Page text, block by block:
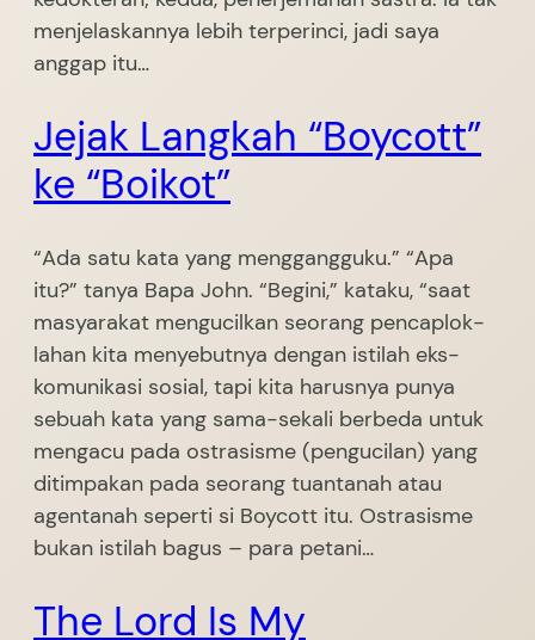
menjelaskannya lebih terperinci, jadi saya
anggap itu…
Jejak Langkah “Boycott”
ke “Boikot”
“Ada satu kata yang menggangguku.” “Apa
itu?” tanya Bapa John. “Begini,” kataku, “saat
masyarakat mengucilkan seorang pencaplok-
lahan kita menyebutnya dengan istilah eks-
komunikasi sosial, tapi kita harusnya punya
sebuah kata yang sama-sekali berbeda untuk
mengacu pada ostrasisme (pengucilan) yang
ditimpakan pada seorang tuantanah atau
agentanah seperti si Boycott itu. Ostrasisme
bukan istilah bagus – para petani…
The Lord Is My